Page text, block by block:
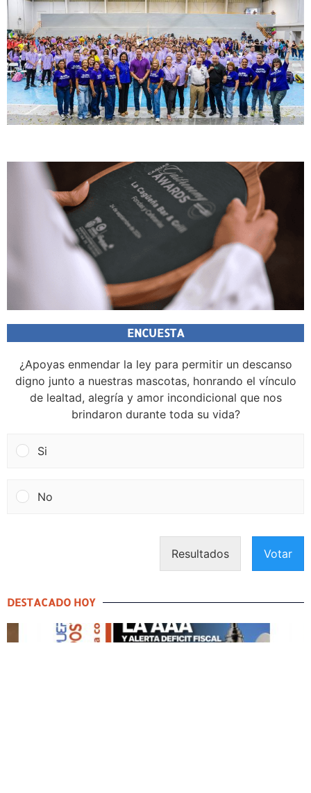
ENCUESTA
¿Apoyas enmendar la ley para permitir un descanso
digno junto a nuestras mascotas, honrando el vínculo
de lealtad, alegría y amor incondicional que nos
brindaron durante toda su vida?
Si
No
Resultados Votar
DESTACADO HOY